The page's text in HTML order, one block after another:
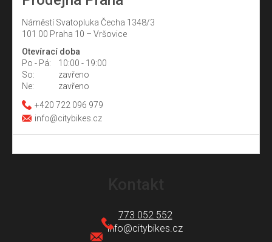
Náměstí Svatopluka Čecha 1348/3
101 00 Praha 10 – Vršovice
Otevírací doba
Po - Pá:
10:00 - 19:00
So:
zavřeno
Ne:
zavřeno
+420 722 096 979
info@citybikes.cz
info@citybikes.cz
773 052 552